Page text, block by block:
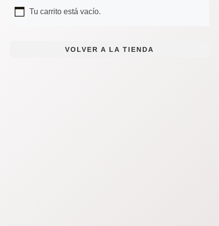
Tu carrito está vacío.
VOLVER A LA TIENDA